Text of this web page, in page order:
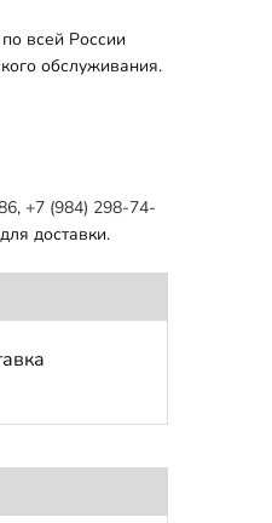
всей России
обслуживания.
, +7 (984) 298-74-
доставки.